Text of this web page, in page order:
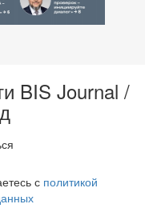
BIS Journal /
с политикой